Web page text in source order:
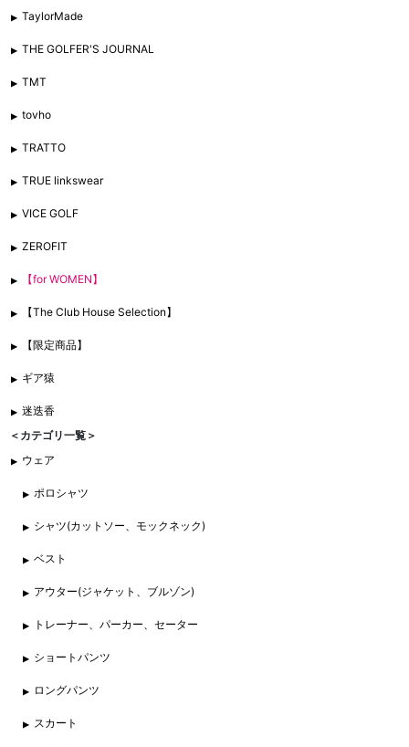
TaylorMade
THE GOLFER'S JOURNAL
TMT
tovho
TRATTO
TRUE linkswear
VICE GOLF
ZEROFIT
【for WOMEN】
【The Club House Selection】
【限定商品】
ギア猿
迷迭香
＜カテゴリ一覧＞
ウェア
ポロシャツ
シャツ(カットソー、モックネック)
ベスト
アウター(ジャケット、ブルゾン)
トレーナー、パーカー、セーター
ショートパンツ
ロングパンツ
スカート